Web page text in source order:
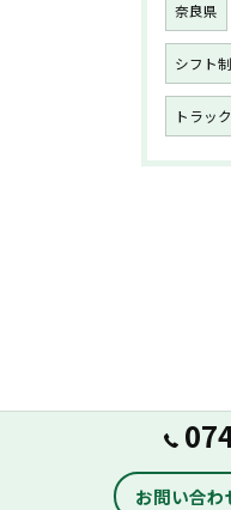
奈良県
シフト制
トラック
お問い合わ